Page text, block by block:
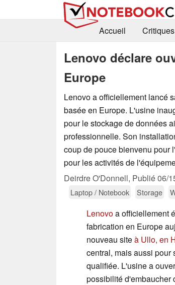
Accueil
Critiques
Lenovo déclare
Europe
Lenovo a officiellement lancé
basée en Europe. L'usine
pour le stockage de données
professionnelle. Son
coup de pouce bienvenu pour
pour les activités de
Deirdre O'Donnell, Publié06/
Laptop / Notebook
Storage
Lenovoa officiellement
fabrication en Europe
nouveau siteà Ullo, en
central, mais aussi
qualifiée. L'usine a
possibilité d'embaucher